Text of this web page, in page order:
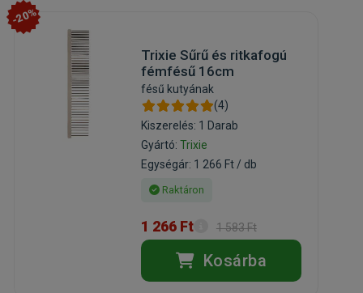
-20%
Trixie Sűrű és ritkafogú
fémfésű 16cm
fésű kutyának
(4)
Kiszerelés: 1 Darab
Gyártó: Trixie
Egységár: 1 266 Ft / db
Raktáron
1 266 Ft 1 583 Ft
Kosárba